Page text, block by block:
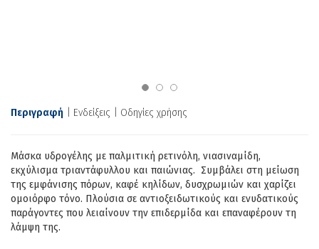
Περιγραφή Ενδείξεις Οδηγίες χρήσης
Mάσκα υδρογέλης με παλμιτική ρετινόλη, νιασιναμίδη,
εκχύλισμα τριαντάφυλλου και παιώνιας. Συμβάλει στη μείωση
της εμφάνισης πόρων, καφέ κηλίδων, δυσχρωμιών και χαρίζει
ομοιόρφο τόνο. Πλούσια σε αντιοξειδωτικούς και ενυδατικούς
παράγοντες που λειαίνουν την επιδερμίδα και επαναφέρουν τη
λάμψη της.